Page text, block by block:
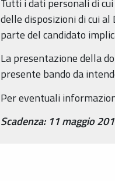
delle disposizioni di cui
parte del candidato
La presentazione della
presente bando da
Per eventuali
Scadenza: 11 maggio